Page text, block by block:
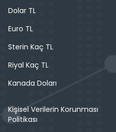
Dolar TL
Euro TL
Sterin Kaç TL
Riyal Kaç TL
Kanada Doları
Kişisel Verilerin Korunması
Politikası